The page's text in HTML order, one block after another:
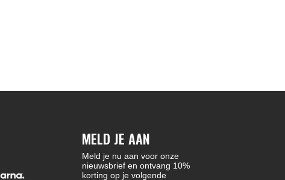
MELD JE AAN
Meld je nu aan voor onze
nieuwsbrief en ontvang 10%
korting op je volgende